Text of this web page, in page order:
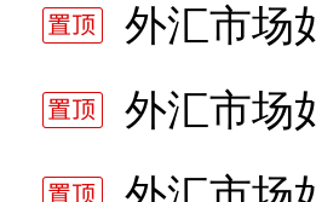
外汇市场
分析师静
外汇市场
分析师静